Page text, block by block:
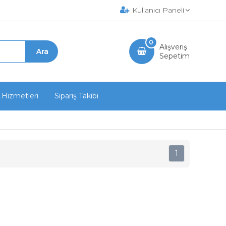
Kullanıcı Paneli
Alışveriş
Sepetim
0
Sipariş Takibi
1